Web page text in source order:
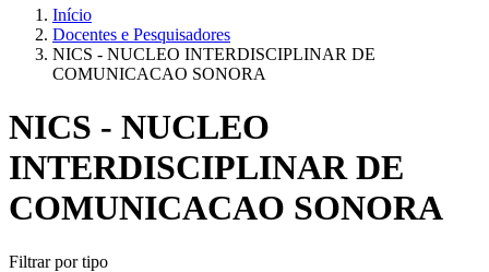
Início
Docentes e Pesquisadores
NICS - NUCLEO INTERDISCIPLINAR DE
COMUNICACAO SONORA
NICS - NUCLEO
INTERDISCIPLINAR DE
COMUNICACAO SONORA
Filtrar por tipo